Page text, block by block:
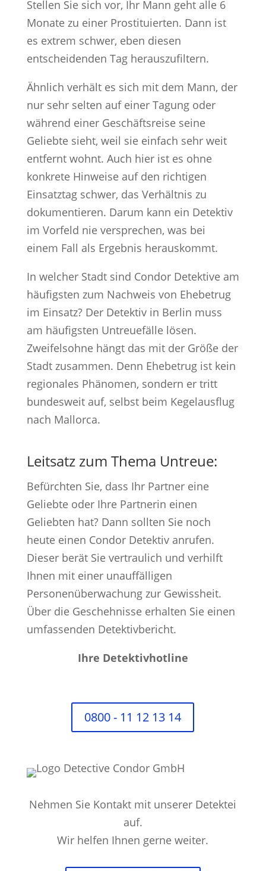
Stellen Sie sich vor, Ihr Mann geht alle 6
Monate zu einer Prostituierten. Dann ist
es extrem schwer, eben diesen
entscheidenden Tag herauszufiltern.
Ähnlich verhält es sich mit dem Mann, der
nur sehr selten auf einer Tagung oder
während einer Geschäftsreise seine
Geliebte sieht, weil sie einfach sehr weit
entfernt wohnt. Auch hier ist es ohne
konkrete Hinweise auf den richtigen
Einsatztag schwer, das Verhältnis zu
dokumentieren. Darum kann ein Detektiv
im Vorfeld nie versprechen, was bei
einem Fall als Ergebnis herauskommt.
In welcher Stadt sind Condor Detektive am
häufigsten zum Nachweis von Ehebetrug
im Einsatz? Der Detektiv in Berlin muss
am häufigsten Untreuefälle lösen.
Zweifelsohne hängt das mit der Größe der
Stadt zusammen. Denn Ehebetrug ist kein
regionales Phänomen, sondern er tritt
bundesweit auf, selbst beim Kegelausflug
nach Mallorca.
Leitsatz zum Thema Untreue:
Befürchten Sie, dass Ihr Partner eine
Geliebte oder Ihre Partnerin einen
Geliebten hat? Dann sollten Sie noch
heute einen Condor Detektiv anrufen.
Dieser berät Sie vertraulich und verhilft
Ihnen mit einer unauffälligen
Personenüberwachung zur Gewissheit.
Über die Geschehnisse erhalten Sie einen
umfassenden Detektivbericht.
Ihre Detektivhotline
0800 - 11 12 13 14
Nehmen Sie Kontakt mit unserer Detektei
auf.
Wir helfen Ihnen gerne weiter.